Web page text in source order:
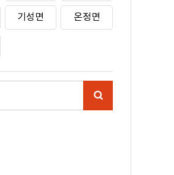
기성면 온정면